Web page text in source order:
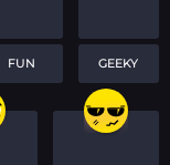
FUN GEEKY